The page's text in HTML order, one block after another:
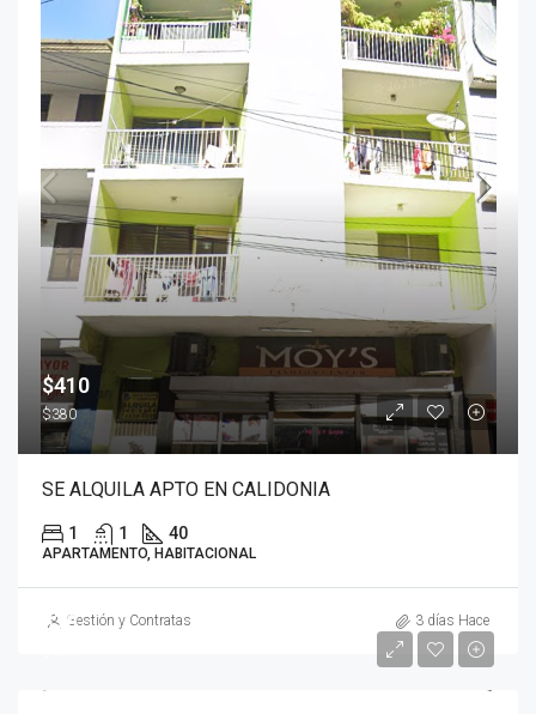
$410
$380
SE ALQUILA APTO EN CALIDONIA
1 1 40
APARTAMENTO, HABITACIONAL
Gestión y Contratas 3 días Hace
$70